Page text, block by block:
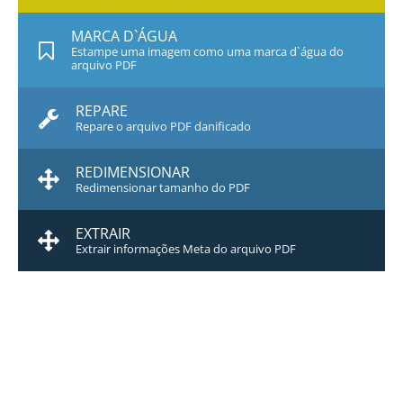
MARCA D`ÁGUA
Estampe uma imagem como uma marca d`água do
arquivo PDF
REPARE
Repare o arquivo PDF danificado
REDIMENSIONAR
Redimensionar tamanho do PDF
EXTRAIR
Extrair informações Meta do arquivo PDF